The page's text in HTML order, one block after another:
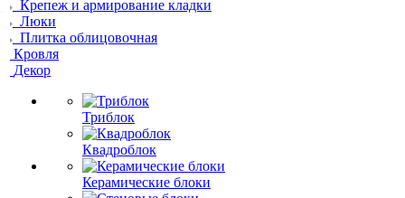
Крепеж и армирование кладки
Люки
Плитка облицовочная
Кровля
Декор
Триблок
Квадроблок
Керамические блоки